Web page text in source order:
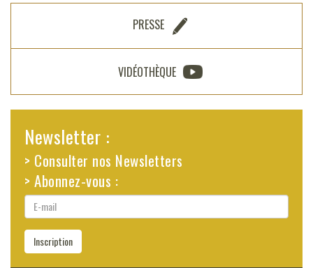
PRESSE
VIDÉOTHÈQUE
Newsletter :
> Consulter nos Newsletters
> Abonnez-vous :
E-
mail
Inscription